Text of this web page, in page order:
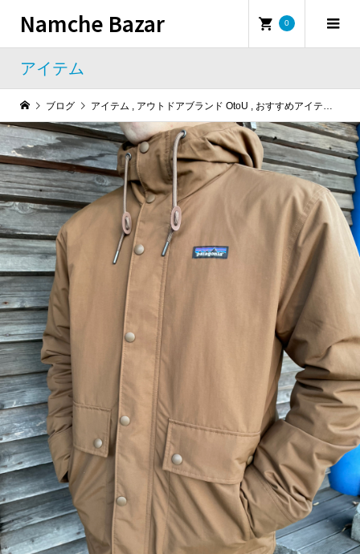
Namche Bazar 0
アイテム
ブログ アイテム , アウトドアブランド OtoU , おすすめアイテム